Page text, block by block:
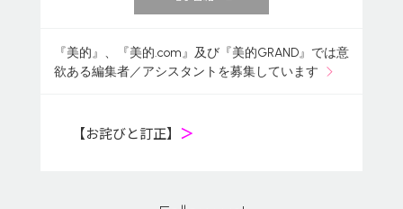
『美的』、『美的.com』及び『美的GRAND』では意
欲ある編集者／アシスタントを募集しています
【お詫びと訂正】 ＞